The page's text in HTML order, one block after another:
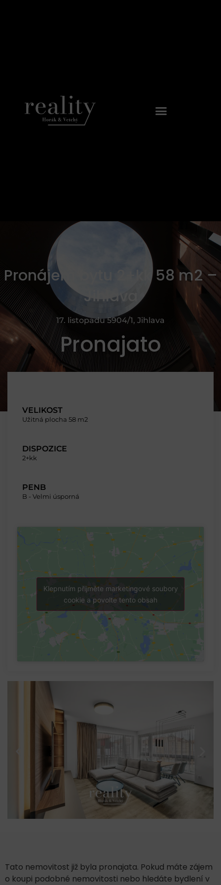
Pronájem bytu 2+kk 58 m2 –
Jihlava
17. listopadu 5904/1, Jihlava
Pronajato
VELIKOST
Užitná plocha 58 m2
DISPOZICE
2+kk
PENB
B - Velmi úsporná
Klepnutím přijměte marketingové soubory
cookie a povolte tento obsah
Tato nemovitost již byla pronajata. Pokud máte zájem
o koupi podobné nemovitosti nebo hledáte bydlení v